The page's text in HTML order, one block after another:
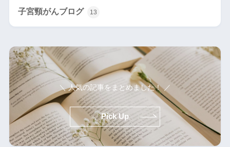
子宮頸がんブログ 13
＼ 人気の記事をまとめました！ ／
Pick Up